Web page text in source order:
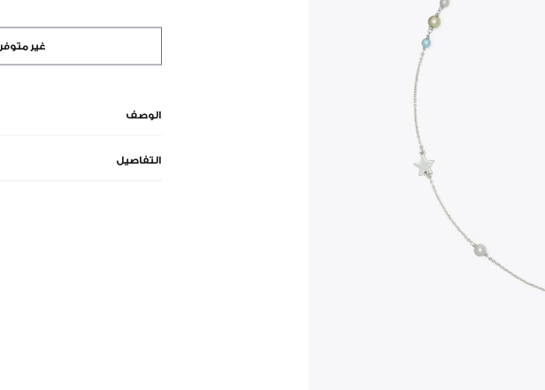
غير متوفر
الوصف
التفاصيل